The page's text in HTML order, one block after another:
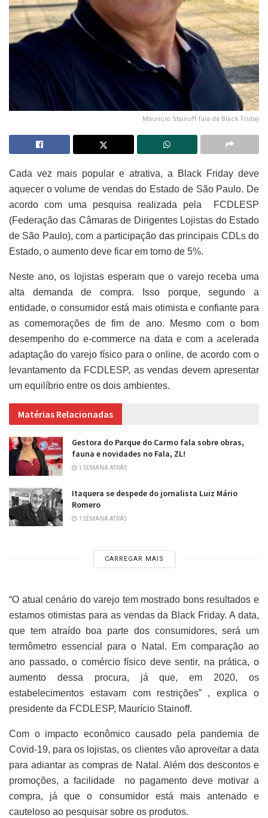
Maurício Stainoff fala da Black Friday
Cada vez mais popular e atrativa, a Black Friday deve
aquecer o volume de vendas do Estado de São Paulo. De
acordo com uma pesquisa realizada pela FCDLESP
(Federação das Câmaras de Dirigentes Lojistas do Estado
de São Paulo), com a participação das principais CDLs do
Estado, o aumento deve ficar em torno de 5%.
Neste ano, os lojistas esperam que o varejo receba uma
alta demanda de compra. Isso porque, segundo a
entidade, o consumidor está mais otimista e confiante para
as comemorações de fim de ano. Mesmo com o bom
desempenho do e-commerce na data e com a acelerada
adaptação do varejo físico para o online, de acordo com o
levantamento da FCDLESP, as vendas devem apresentar
um equilíbrio entre os dois ambientes.
Matérias Relacionadas
Gestora do Parque do Carmo fala sobre obras,
fauna e novidades no Fala, ZL!
1 SEMANA ATRÁS
Itaquera se despede do jornalista Luiz Mário
Romero
1 SEMANA ATRÁS
CARREGAR MAIS
“O atual cenário do varejo tem mostrado bons resultados e
estamos otimistas para as vendas da Black Friday. A data,
que tem atraído boa parte dos consumidores, será um
termômetro essencial para o Natal. Em comparação ao
ano passado, o comércio físico deve sentir, na prática, o
aumento dessa procura, já que, em 2020, os
estabelecimentos estavam com restrições” , explica o
presidente da FCDLESP, Maurício Stainoff.
Com o impacto econômico causado pela pandemia de
Covid-19, para os lojistas, os clientes vão aproveitar a data
para adiantar as compras de Natal. Além dos descontos e
promoções, a facilidade no pagamento deve motivar a
compra, já que o consumidor está mais antenado e
cauteloso ao pesquisar sobre os produtos.